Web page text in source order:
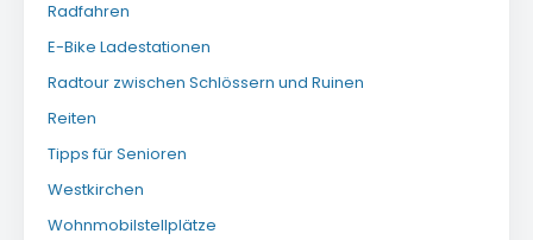
Radfahren
E-Bike Ladestationen
Radtour zwischen Schlössern und Ruinen
Reiten
Tipps für Senioren
Westkirchen
Wohnmobilstellplätze